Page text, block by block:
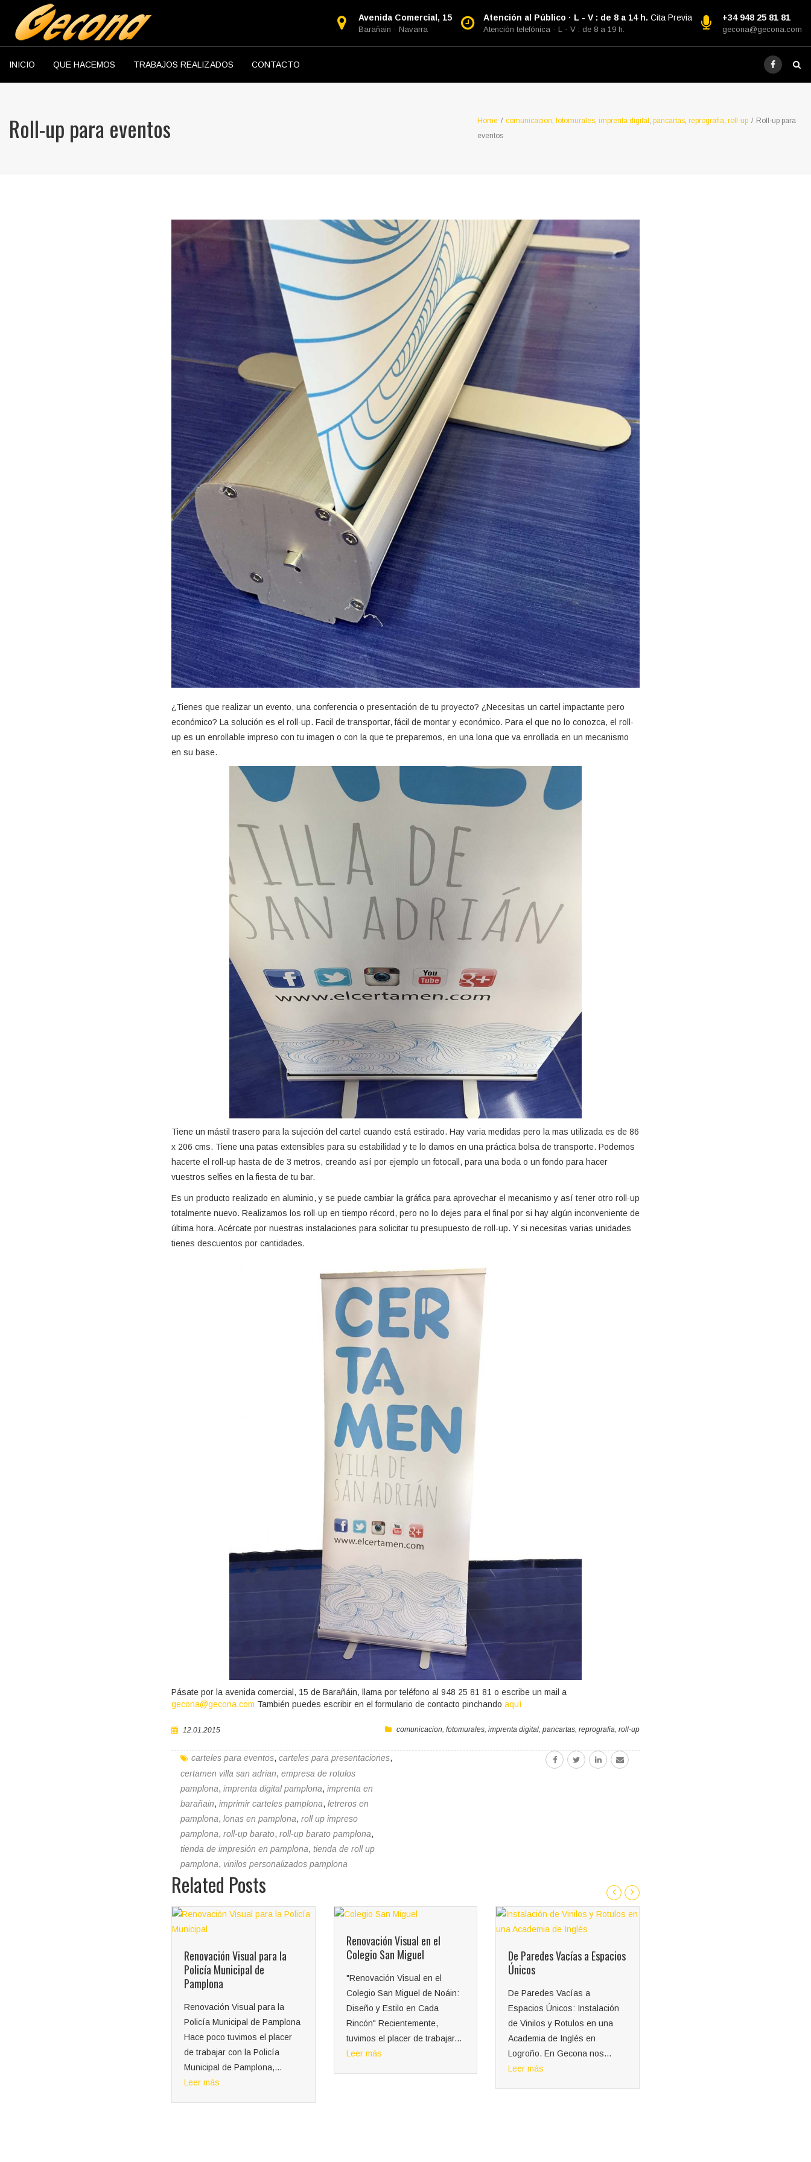
Avenida Comercial, 15
Barañain · Navarra
Atención al Público · L - V : de 8 a 14 h. Cita Previa
Atención telefónica · L - V : de 8 a 19 h.
+34 948 25 81 81
gecona@gecona.com
INICIO QUE HACEMOS TRABAJOS REALIZADOS CONTACTO
Roll-up para eventos Home / comunicacion,fotomurales,imprenta digital ,pancartas,reprografia,roll-up / Roll-up para
eventos
¿Tienes que realizar un evento, una conferencia o presentación de tu proyecto? ¿Necesitas un cartel impactante pero
económico? La solución es el roll-up. Facil de transportar, fácil de montar y económico. Para el que no lo conozca, el roll-
up es un enrollable impreso con tu imagen o con la que te preparemos, en una lona que va enrollada en un mecanismo
en su base.
Tiene un mástil trasero para la sujeción del cartel cuando está estirado. Hay varia medidas pero la mas utilizada es de 86
x 206 cms. Tiene una patas extensibles para su estabilidad y te lo damos en una práctica bolsa de transporte. Podemos
hacerte el roll-up hasta de de 3 metros, creando así por ejemplo un fotocall, para una boda o un fondo para hacer
vuestros selfies en la fiesta de tu bar.
Es un producto realizado en aluminio, y se puede cambiar la gráfica para aprovechar el mecanismo y así tener otro roll-up
totalmente nuevo. Realizamos los roll-up en tiempo récord, pero no lo dejes para el final por si hay algún inconveniente de
última hora. Acércate por nuestras instalaciones para solicitar tu presupuesto de roll-up. Y si necesitas varias unidades
tienes descuentos por cantidades.
Pásate por la avenida comercial, 15 de Barañáin, llama por teléfono al 948 25 81 81 o escribe un mail a
gecona@gecona.com También puedes escribir en el formulario de contacto pinchando aquí
12.01.2015 comunicacion ,fotomurales ,imprenta digital ,pancartas ,reprografia ,roll-up
carteles para eventos, carteles para presentaciones,
certamen villa san adrian, empresa de rotulos
pamplona, imprenta digital pamplona, imprenta en
barañain, imprimir carteles pamplona, letreros en
pamplona, lonas en pamplona, roll up impreso
pamplona, roll-up barato, roll-up barato pamplona,
tienda de impresión en pamplona, tienda de roll up
pamplona, vinilos personalizados pamplona
Related Posts
Colegio San Miguel
"Renovación Visual en el
Colegio San Miguel de Noáin:
Diseño y Estilo en Cada
Rincón" Recientemente,
tuvimos el placer de trabajar...
Leer más
De Paredes Vacías a Espacios
De Paredes Vacías a
Espacios Únicos: Instalación
de Vinilos y Rotulos en una
Academia de Inglés en
Logroño. En Gecona nos...
Colocación de Letras
Corpóreas «El Ganso»
Colocación de letras
corpóreas de El Ganso en